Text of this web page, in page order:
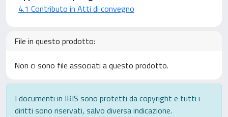
4.1 Contributo in Atti di convegno
File in questo prodotto:
Non ci sono file associati a questo prodotto.
I documenti in IRIS sono protetti da copyright e tutti i
diritti sono riservati, salvo diversa indicazione.